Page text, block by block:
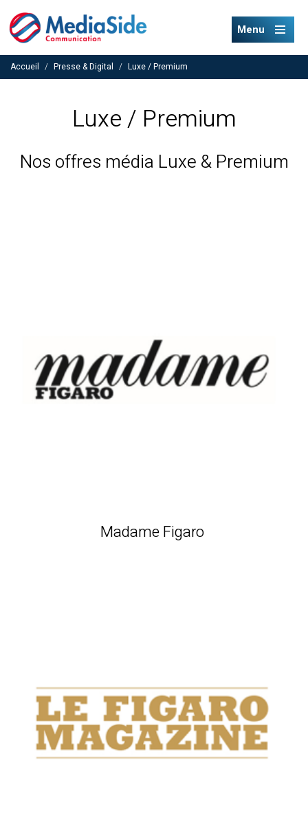
Menu
Accueil / Presse & Digital / Luxe / Premium
Luxe / Premium
Nos offres média Luxe & Premium
Madame Figaro